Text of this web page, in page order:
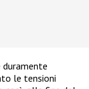
duramente
le tensioni